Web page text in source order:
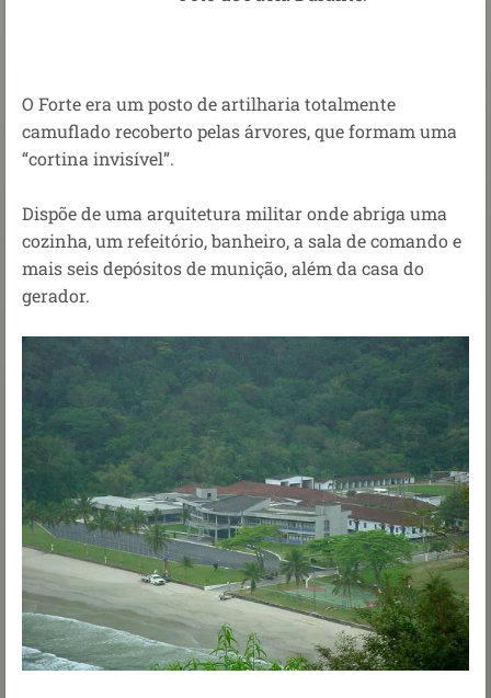
O Forte era um posto de artilharia totalmente
camuflado recoberto pelas árvores, que formam uma
“cortina invisível”.
Dispõe de uma arquitetura militar onde abriga uma
cozinha, um refeitório, banheiro, a sala de comando e
mais seis depósitos de munição, além da casa do
gerador.